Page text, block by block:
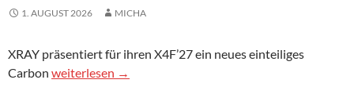
1. AUGUST 2026 MICHA
XRAY präsentiert für ihren X4F’27 ein neues einteiliges
Carbon Neues Top-Deck für den Xray X4F`27
weiterlesen →